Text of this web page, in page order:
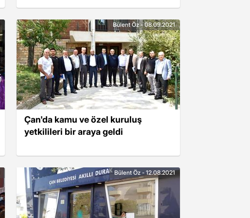
Çan'da kamu ve özel kuruluş
yetkilileri bir araya geldi
Bülent Öz - 08.09.2021
Bülent Öz - 12.08.2021